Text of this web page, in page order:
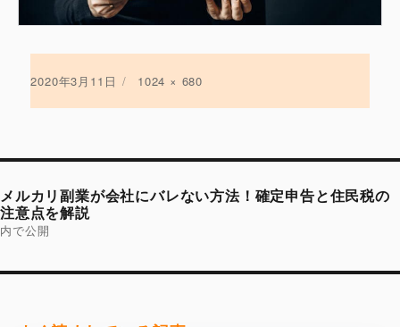
投
2020年3月11日
フ
ズ
1024 × 680
投
ナ
ビ
ゲ
ー
ョ
メルカリ副業が会社にバレない方法！確定申告と住民税の
注意点を解説
内で公開